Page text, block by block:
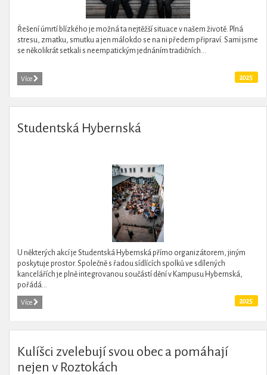
Řešení úmrtí blízkého je možná ta nejtěžší situace v našem životě. Plná
stresu, zmatku, smutku a jen málokdo se na ni předem připraví. Sami jsme
se několikrát setkali s neempatickým jednáním tradičních...
Více 2025
Studentská Hybernská
U některých akcí je Studentská Hybernská přímo organizátorem, jiným
poskytuje prostor. Společně s řadou sídlících spolků ve sdílených
kancelářích je plně integrovanou součástí dění v Kampusu Hybernská,
pořádá...
Více 2025
Kulíšci zvelebují svou obec a pomáhají
nejen v Roztokách